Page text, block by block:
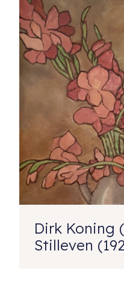
Dirk Koning
Stilleven